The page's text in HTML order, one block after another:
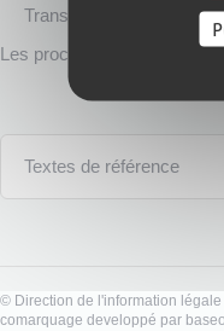
Transaction
Les procédures diffèrent en
Textes de référence
© Direction de l'information
comarquage developpé par